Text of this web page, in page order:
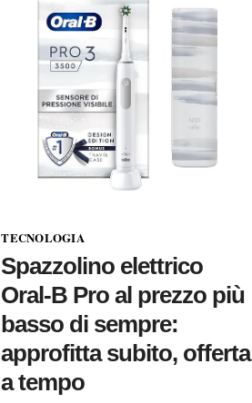
TECNOLOGIA
Spazzolino elettrico
Oral-B Pro al prezzo più
basso di sempre:
approfitta subito, offerta
a tempo